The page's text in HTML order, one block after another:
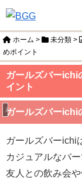
ホーム > 未分類 >
めポイント
ガールズバーichi
イント
未分類
ガールズバーichi
ガールズバーichi
カジュアルなバ
友人との飲み会